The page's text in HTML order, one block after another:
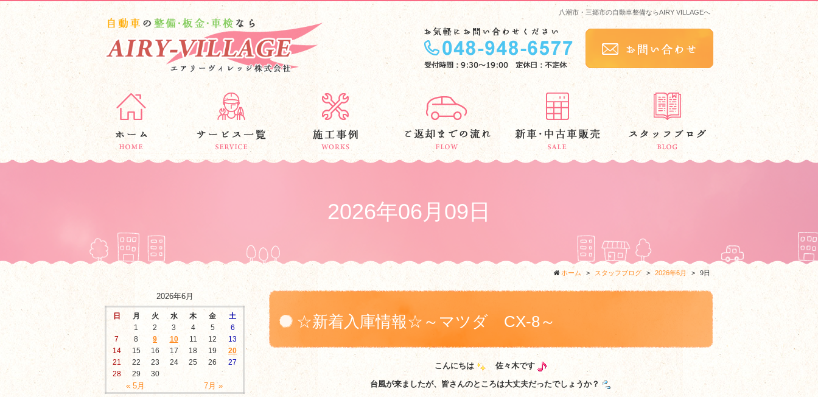
八潮市・三郷市の自動車整備ならAIRY VILLAGEへ
2026年06月09日
ホーム > スタッフブログ > 2026年6月 > 9日
☆新着入庫情報☆～マツダ CX-8～
こんにちは 佐々木です
台風が来ましたが、皆さんのところは大丈夫だったでしょうか？
2026年6月
日 月 火 水 木 金 土
« 5月 7月 »
1 2 3 4 5
6
7
8 9 10 11 12
13
14
15 16 17 18 19
20
21
22 23 24 25 26
27
28
29 30